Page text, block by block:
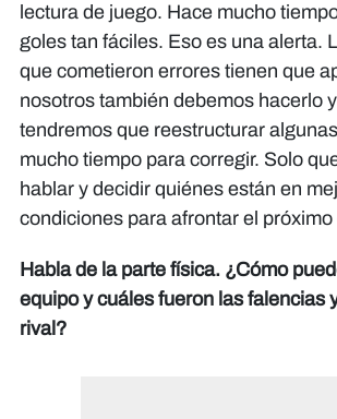
lectura de juego. Hace mucho
goles tan fáciles. Eso es una alerta.
que cometieron errores tienen que
nosotros también debemos hacerlo
tendremos que reestructurar
mucho tiempo para corregir. Solo
hablar y decidir quiénes están en
condiciones para afrontar el próximo
Habla de la parte física. ¿Cómo
equipo y cuáles fueron las falencias
rival?​​​​​​